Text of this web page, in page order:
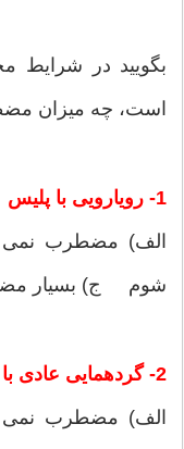
بگویید در شرایط
است، چه میزان
1- رویارویی با پلیس
الف) مضطرب
شوم ج) بسیار
2- گردهمایی عادی با آشنایان و همکاران
الف) مضطرب